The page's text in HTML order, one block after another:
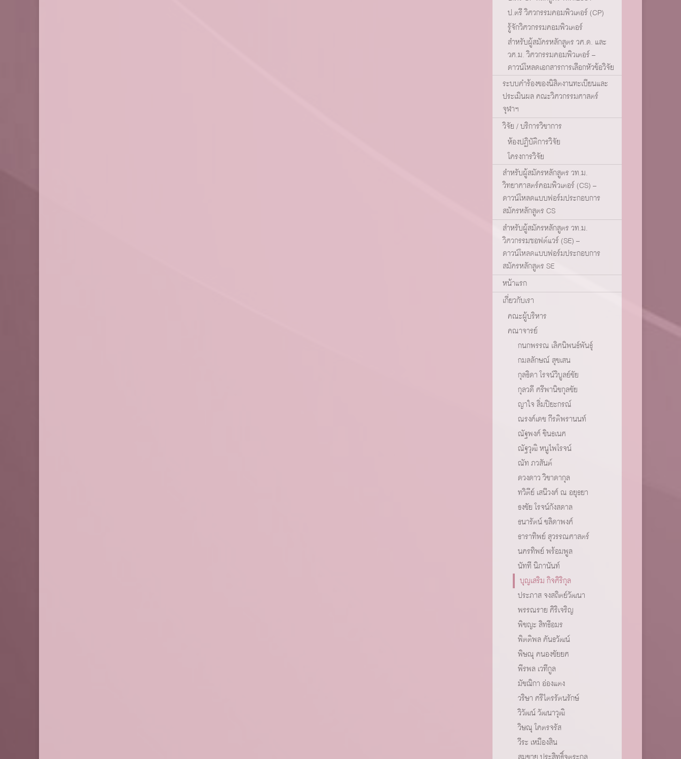
ป.ตรี วิศวกรรมคอมพิวเตอร์ (CP)
รู้จักวิศวกรรมคอมพิวเตอร์
สำหรับผู้สมัครหลักสูตร วศ.ด. และ
วศ.ม. วิศวกรรมคอมพิวเตอร์ –
ดาวน์โหลดเอกสารการเลือกหัวข้อวิจัย
ระบบคำร้องของนิสิตงานทะเบียนและ
ประเมินผล คณะวิศวกรรมศาสตร์
จุฬาฯ
วิจัย / บริการวิชาการ
ห้องปฏิบัติการวิจัย
โครงการวิจัย
สำหรับผู้สมัครหลักสูตร วท.ม.
วิทยาศาสตร์คอมพิวเตอร์ (CS) –
ดาวน์โหลดแบบฟอร์มประกอบการ
สมัครหลักสูตร CS
สำหรับผู้สมัครหลักสูตร วท.ม.
วิศวกรรมซอฟต์แวร์ (SE) –
ดาวน์โหลดแบบฟอร์มประกอบการ
สมัครหลักสูตร SE
หน้าแรก
เกี่ยวกับเรา
คณะผู้บริหาร
คณาจารย์
กนกพรรณ เลิศนิพนธ์พันธุ์
กมลลักษณ์ สุขเสน
กุลธิดา โรจน์วิบูลย์ชัย
กุลวดี ศรีพานิชกุลชัย
ญาใจ ลิ่มปิยะกรณ์
ณรงค์เดช กีรติพรานนท์
ณัฐพงศ์ ชินธเนศ
ณัฐวุฒิ หนูไพโรจน์
ณัท ภวสันต์
ดวงดาว วิชาดากุล
ทวิตีย์ เสนีวงศ์ ณ อยุธยา
ธงชัย โรจน์กังสดาล
ธนารัตน์ ชลิดาพงศ์
ธาราทิพย์ สุวรรณศาสตร์
นครทิพย์ พร้อมพูล
นัทที นิภานันท์
บุญเสริม กิจศิริกุล
ประภาส จงสถิตย์วัฒนา
พรรณราย ศิริเจริญ
พิชญะ สิทธีอมร
พิตติพล คันธวัฒน์
พิษณุ คนองชัยยศ
พีรพล เวทีกูล
มัชฌิกา อ่องแตง
วริษา ศรีไตรรัตนรักษ์
วิวัฒน์ วัฒนาวุฒิ
วิษณุ โคตรจรัส
วีระ เหมืองสิน